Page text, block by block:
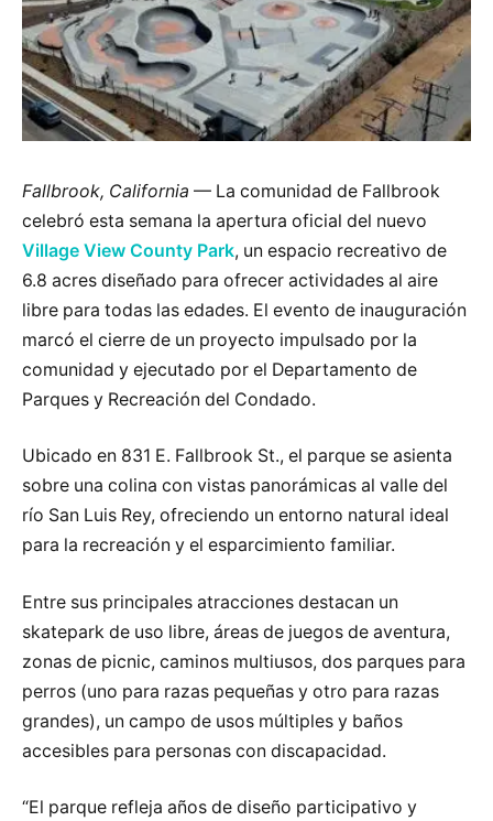
Fallbrook, California — La comunidad de Fallbrook
celebró esta semana la apertura oficial del nuevo
Village View County Park, un espacio recreativo de
6.8 acres diseñado para ofrecer actividades al aire
libre para todas las edades. El evento de inauguración
marcó el cierre de un proyecto impulsado por la
comunidad y ejecutado por el Departamento de
Parques y Recreación del Condado.
Ubicado en 831 E. Fallbrook St., el parque se asienta
sobre una colina con vistas panorámicas al valle del
río San Luis Rey, ofreciendo un entorno natural ideal
para la recreación y el esparcimiento familiar.
Entre sus principales atracciones destacan un
skatepark de uso libre, áreas de juegos de aventura,
zonas de picnic, caminos multiusos, dos parques para
perros (uno para razas pequeñas y otro para razas
grandes), un campo de usos múltiples y baños
accesibles para personas con discapacidad.
“El parque refleja años de diseño participativo y